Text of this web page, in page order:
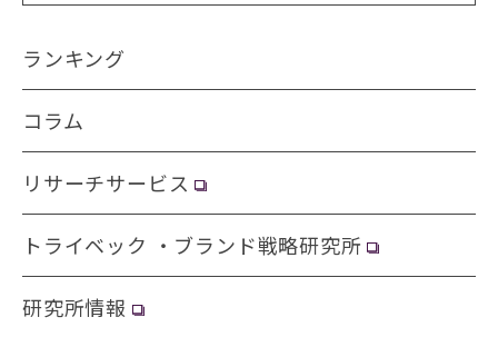
ランキング
コラム
リサーチサービス
トライベック ・ブランド戦略研究所
研究所情報